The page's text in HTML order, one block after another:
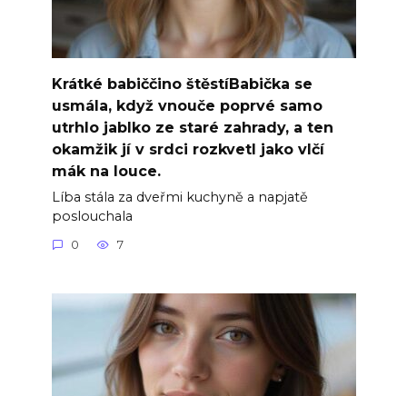
Krátké babiččino štěstíBabička se
usmála, když vnouče poprvé samo
utrhlo jablko ze staré zahrady, a ten
okamžik jí v srdci rozkvetl jako vlčí
mák na louce.
Líba stála za dveřmi kuchyně a napjatě
poslouchala
0 7